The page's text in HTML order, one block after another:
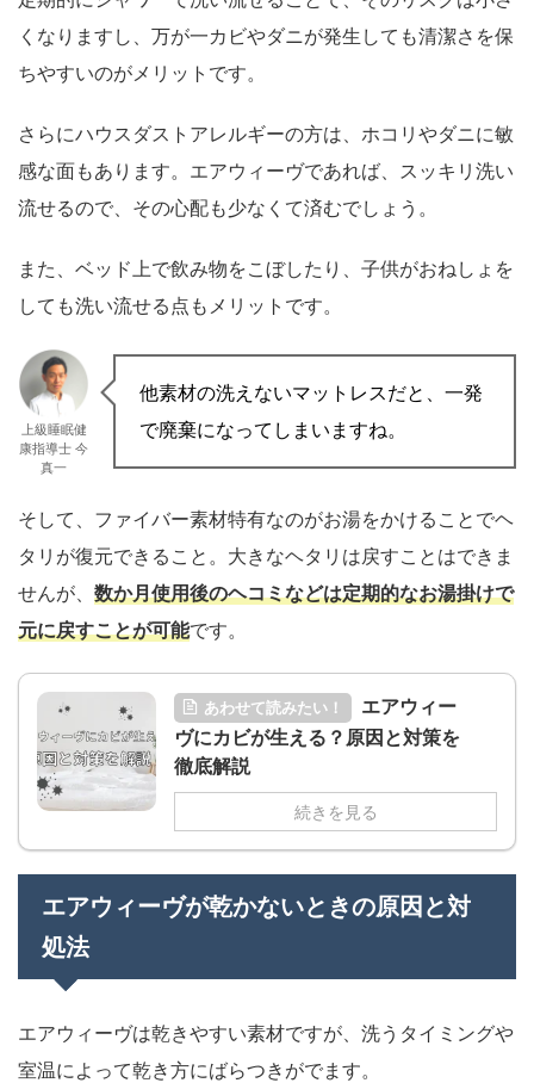
くなりますし、万が一カビやダニが発生しても清潔さを保
ちやすいのがメリットです。
さらにハウスダストアレルギーの方は、ホコリやダニに敏
感な面もあります。エアウィーヴであれば、スッキリ洗い
流せるので、その心配も少なくて済むでしょう。
また、ベッド上で飲み物をこぼしたり、子供がおねしょを
しても洗い流せる点もメリットです。
上級睡眠健
康指導士 今
真一
他素材の洗えないマットレスだと、一発
で廃棄になってしまいますね。
そして、ファイバー素材特有なのがお湯をかけることでヘ
タリが復元できること。大きなヘタリは戻すことはできま
せんが、 数か月使用後のヘコミなどは定期的なお湯掛けで
元に戻すことが可能です。
あわせて読みたい！
エアウィー
ヴにカビが生える？原因と対策を
徹底解説
続きを見る
エアウィーヴが乾かないときの原因と対
処法
エアウィーヴは乾きやすい素材ですが、洗うタイミングや
室温によって乾き方にばらつきがでます。